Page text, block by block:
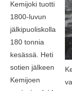
Kemijoki tuotti
1800-luvun
jälkipuoliskolla
180 tonnia
kesässä. Heti
sotien jälkeen
Kemijoen